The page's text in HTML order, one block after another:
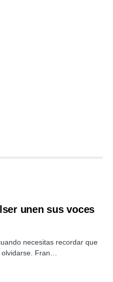
unen sus voces
necesitas recordar que
Fran…